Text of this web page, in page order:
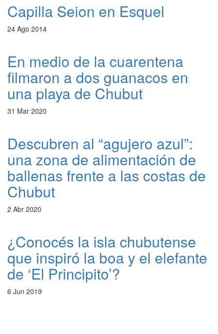
Capilla Seion en Esquel
24 Ago 2014
En medio de la cuarentena
filmaron a dos guanacos en
una playa de Chubut
31 Mar 2020
Descubren al “agujero azul”:
una zona de alimentación de
ballenas frente a las costas de
Chubut
2 Abr 2020
¿Conocés la isla chubutense
que inspiró la boa y el elefante
de ‘El Principito’?
6 Jun 2019